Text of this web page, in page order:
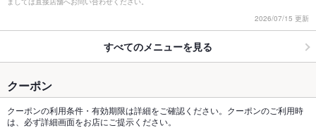
2026/07/15 更新
すべてのメニューを見る
クーポン
クーポンの利用条件・有効期限は詳細をご確認ください。クーポンのご利用時
は、必ず詳細画面をお店にご提示ください。